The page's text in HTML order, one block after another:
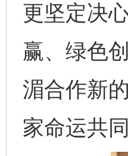
更坚定决
赢、绿色
湄合作新
家命运共同